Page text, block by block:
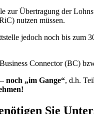
zur Übertragung der
nutzen müssen.
jedoch noch bis zum
Connector (BC)
noch „im Gange“, d.h.
Sie